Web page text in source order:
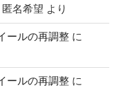
匿名希望 より
ールの再調整 に
ールの再調整 に